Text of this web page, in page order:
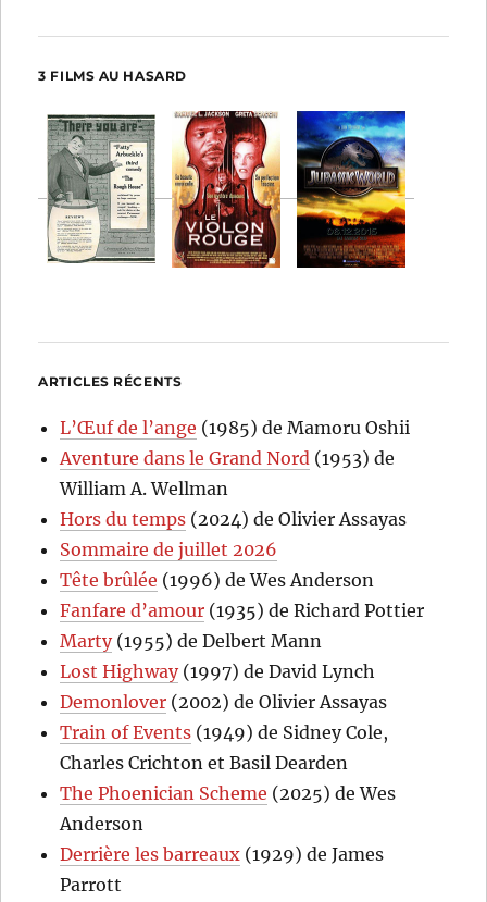
3 FILMS AU HASARD
ARTICLES RÉCENTS
L’Œuf de l’ange (1985) de Mamoru Oshii
Aventure dans le Grand Nord (1953) de
William A. Wellman
Hors du temps (2024) de Olivier Assayas
Sommaire de juillet 2026
Tête brûlée (1996) de Wes Anderson
Fanfare d’amour (1935) de Richard Pottier
Marty(1955) de Delbert Mann
Lost Highway(1997) de David Lynch
Demonlover (2002) de Olivier Assayas
Train of Events (1949) de Sidney Cole,
Charles Crichton et Basil Dearden
The Phoenician Scheme (2025) de Wes
Anderson
Derrière les barreaux (1929) de James
Parrott